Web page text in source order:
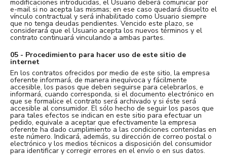
modificaciones introducidas, el Usuario deberá comunicar por
e-mail si no acepta las mismas; en ese caso quedará disuelto el
vínculo contractual y será inhabilitado como Usuario siempre
que no tenga deudas pendientes. Vencido este plazo, se
considerará que el Usuario acepta los nuevos términos y el
contrato continuará vinculando a ambas partes.
05 - Procedimiento para hacer uso de este sitio de
internet
En los contratos ofrecidos por medio de este sitio, la empresa
oferente informará, de manera inequívoca y fácilmente
accesible, los pasos que deben seguirse para celebrarlos, e
informará, cuando corresponda, si el documento electrónico en
que se formalice el contrato será archivado y si éste será
accesible al consumidor. El sólo hecho de seguir los pasos que
para tales efectos se indican en este sitio para efectuar un
pedido, equivale a aceptar que efectivamente la empresa
oferente ha dado cumplimiento a las condiciones contenidas en
este número. Indicará, además, su dirección de correo postal o
electrónico y los medios técnicos a disposición del consumidor
para identificar y corregir errores en el envío o en sus datos.